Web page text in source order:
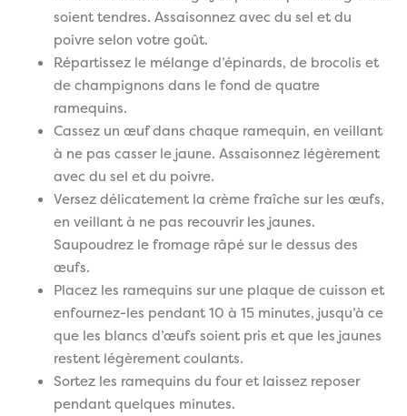
soient tendres. Assaisonnez avec du sel et du
poivre selon votre goût.
Répartissez le mélange d’épinards, de brocolis et
de champignons dans le fond de quatre
ramequins.
Cassez un œuf dans chaque ramequin, en veillant
à ne pas casser le jaune. Assaisonnez légèrement
avec du sel et du poivre.
Versez délicatement la crème fraîche sur les œufs,
en veillant à ne pas recouvrir les jaunes.
Saupoudrez le fromage râpé sur le dessus des
œufs.
Placez les ramequins sur une plaque de cuisson et
enfournez-les pendant 10 à 15 minutes, jusqu’à ce
que les blancs d’œufs soient pris et que les jaunes
restent légèrement coulants.
Sortez les ramequins du four et laissez reposer
pendant quelques minutes.